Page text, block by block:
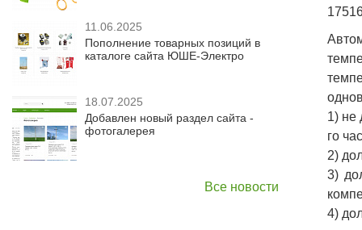
11.06.2025
Пополнение товарных позиций в
каталоге сайта ЮШЕ-Электро
18.07.2025
Добавлен новый раздел сайта -
фотогалерея
Все новости
1) не
го
2)
3)
4)